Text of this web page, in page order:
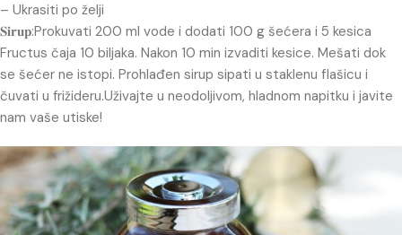
– Ukrasiti po želji
𝐒𝐢𝐫𝐮𝐩:Prokuvati 200 ml vode i dodati 100 g šećera i 5 kesica
Fructus čaja 10 biljaka. Nakon 10 min izvaditi kesice. Mešati dok
se šećer ne istopi. Prohlađen sirup sipati u staklenu flašicu i
čuvati u frižideru.Uživajte u neodoljivom, hladnom napitku i javite
nam vaše utiske!